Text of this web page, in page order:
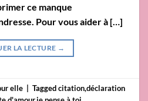
ce manque
Pour vous aider à […]
LA LECTURE →
elle Taggedcitation,déclaration